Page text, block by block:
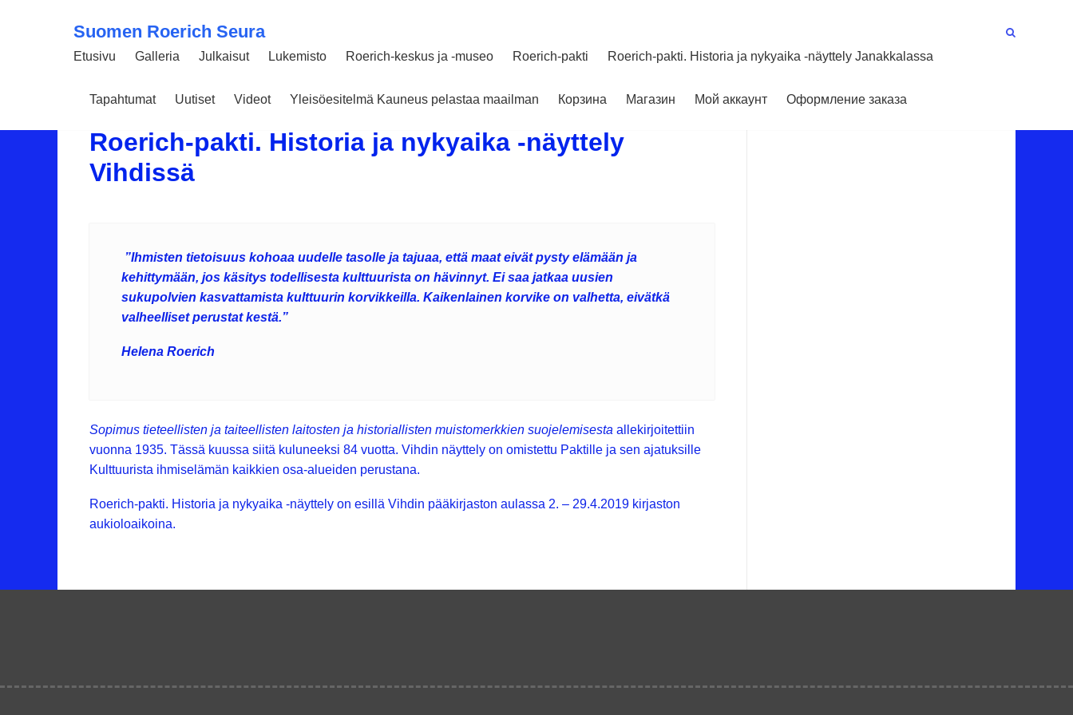
Suomen Roerich Seura
Etusivu Galleria Julkaisut Lukemisto Roerich-keskus ja -museo Roerich-pakti Roerich-pakti. Historia ja nykyaika -näyttely Janakkalassa
Tapahtumat Uutiset Videot Yleisöesitelmä Kauneus pelastaa maailman Корзина Магазин Мой аккаунт Оформление заказа
08 HUHTIKUUN 2019
Roerich-pakti. Historia ja nykyaika -näyttely
Vihdissä
”Ihmisten tietoisuus kohoaa uudelle tasolle ja tajuaa, että maat eivät pysty elämään ja
kehittymään, jos käsitys todellisesta kulttuurista on hävinnyt. Ei saa jatkaa uusien
sukupolvien kasvattamista kulttuurin korvikkeilla. Kaikenlainen korvike on valhetta, eivätkä
valheelliset perustat kestä.”
Helena Roerich
Sopimus tieteellisten ja taiteellisten laitosten ja historiallisten muistomerkkien suojelemisesta allekirjoitettiin
vuonna 1935. Tässä kuussa siitä kuluneeksi 84 vuotta. Vihdin näyttely on omistettu Paktille ja sen ajatuksille
Kulttuurista ihmiselämän kaikkien osa-alueiden perustana.
Roerich-pakti. Historia ja nykyaika -näyttely on esillä Vihdin pääkirjaston aulassa 2. – 29.4.2019 kirjaston
aukioloaikoina.